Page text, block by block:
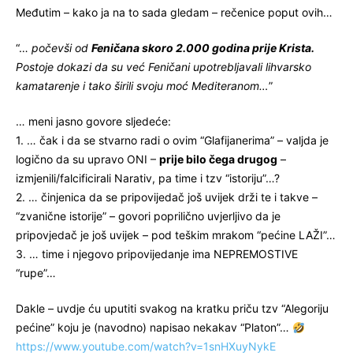
Međutim – kako ja na to sada gledam – rečenice poput ovih…
“… počevši od Feničana skoro 2.000 godina prije Krista.
Postoje dokazi da su već Feničani upotrebljavali lihvarsko
kamatarenje i tako širili svoju moć Mediteranom…”
… meni jasno govore sljedeće:
1. … čak i da se stvarno radi o ovim “Glafijanerima” – valjda je
logično da su upravo ONI – prije bilo čega drugog –
izmjenili/falcificirali Narativ, pa time i tzv “istoriju”…?
2. … činjenica da se pripovijedač još uvijek drži te i takve –
“zvanične istorije” – govori poprilično uvjerljivo da je
pripovjedač je još uvijek – pod teškim mrakom “pećine LAŽI”…
3. … time i njegovo pripovijedanje ima NEPREMOSTIVE
“rupe”…
Dakle – uvdje ću uputiti svakog na kratku priču tzv “Alegoriju
pećine” koju je (navodno) napisao nekakav “Platon”…
https://www.youtube.com/watch?v=1snHXuyNykE